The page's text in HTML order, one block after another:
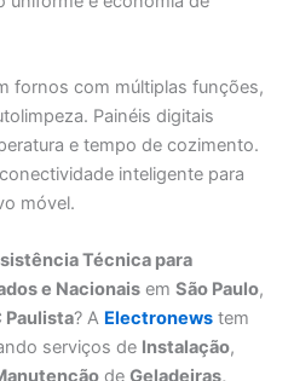
fornos com múltiplas funções,
Painéis digitais
e tempo de cozimento.
inteligente para
móvel.
Técnica para
e Nacionais em São Paulo,
Paulista? A Electronews tem
serviços de Instalação,